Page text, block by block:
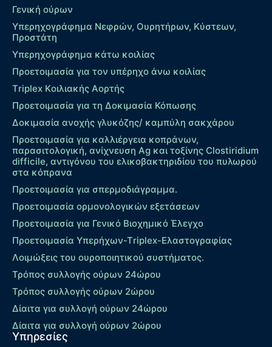
Γενική ούρων
Υπερηχογράφημα Νεφρών, Ουρητήρων, Κύστεων,
Προστάτη
Υπερηχογράφημα κάτω κοιλίας
Προετοιμασία για τον υπέρηχο άνω κοιλίας
Τriplex Kοιλιακής Αορτής
Προετοιμασία για τη Δοκιμασία Κόπωσης
Δοκιμασία ανοχής γλυκόζης/ καμπύλη σακχάρου
Προετοιμασία για καλλιέργεια κοπράνων,
παρασιτολογική, ανίχνευση Ag και τοξίνης Clostiridium
difficile, αντιγόνου του ελικοβακτηριδίου του πυλωρού
στα κόπρανα
Προετοιμασία για σπερμοδιάγραμμα.
Προετοιμασία ορμονολογικών εξετάσεων
Προετοιμασία για Γενικό Βιοχημικό Έλεγχο
Προετοιμασία Υπερήχων-Τriplex-Ελαστογραφίας
Λοιμώξεις του ουροποιητικού συστήματος.
Τρόπος συλλογής ούρων 24ώρου
Τρόπος συλλογής ούρων 2ώρου
Δίαιτα για συλλογή ούρων 24ώρου
Δίαιτα για συλλογή ούρων 2ώρου
Υπηρεσίες